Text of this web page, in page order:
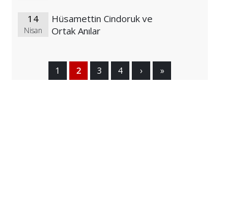
14
Nisan
Hüsamettin Cindoruk ve
Ortak Anılar
1 2 3 4 › »